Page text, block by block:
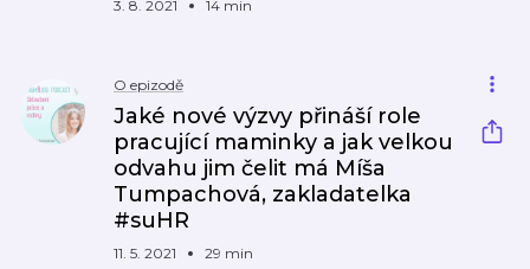
3. 8. 2021 14 min
O epizodě
Jaké nové výzvy přináší role
pracující maminky a jak velkou
odvahu jim čelit má Míša
Tumpachová, zakladatelka
#suHR
11. 5. 2021 29 min